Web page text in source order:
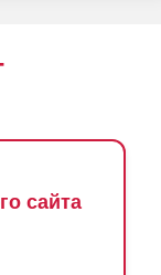
сайта